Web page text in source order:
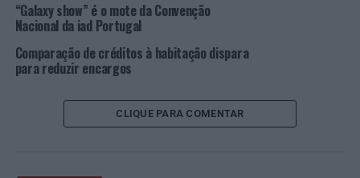
noTop100 da marca a nível mundial, este prémio é uma
garantia de qualidade para os portugueses que nos
confiam a missão de comprar ou vender as suas casas.”
mundial dos melhores agentes RE/MAX com a
dupla Daniel Henriques e Diogo Lampreia, o que projeta
“Galaxy show” é o mote da Convenção
Nacional da iad Portugal
Comparação de créditos à habitação dispara
para reduzir encargos
CLIQUE PARA COMENTAR